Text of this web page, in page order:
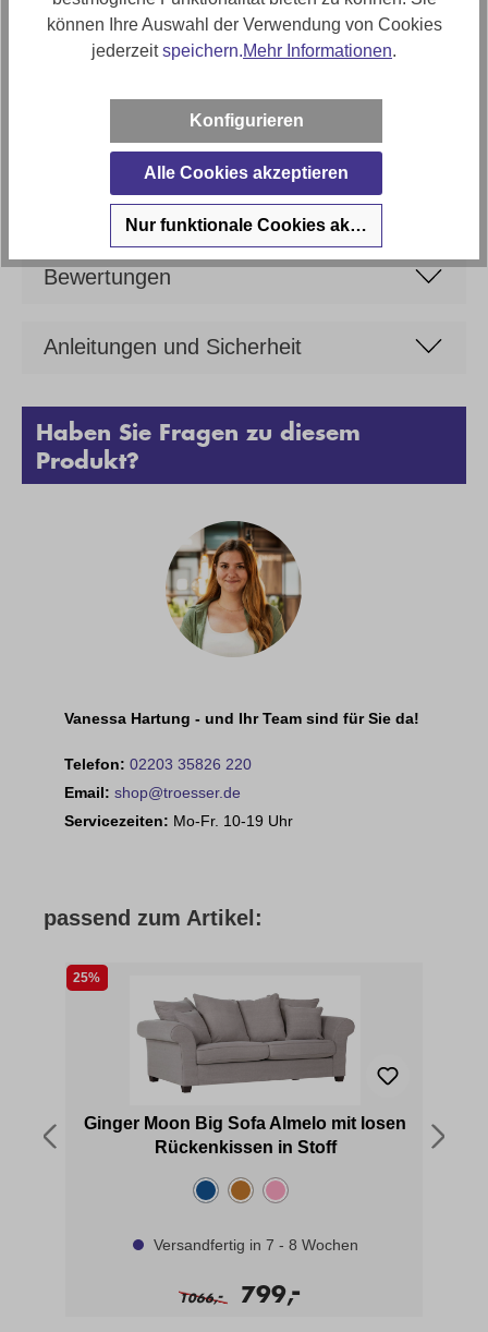
Polstermaterial
Polyätherschaumpolsterung
Ginger Moon Big Sofa Kaschmir in Stoff
Bewertungen
Anleitungen und Sicherheit
Haben Sie Fragen zu diesem
Produkt?
Vanessa Hartung - und Ihr Team sind für Sie da!
Telefon: 02203 35826 220
Email: shop@troesser.de
Servicezeiten: Mo-Fr. 10-19 Uhr
passend zum Artikel:
25%
Ginger Moon Big Sofa Almelo mit losen
Rückenkissen in Stoff
Versandfertig in 7 - 8 Wochen
1066,
- 799,
-
können Ihre Auswahl der Verwendung von Cookies
jederzeitspeichern.Mehr Informationen.
Konfigurieren
Alle Cookies akzeptieren
Nur funktionale Cookies akzeptieren